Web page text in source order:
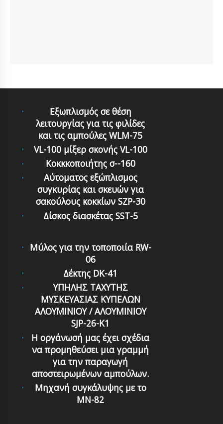
Εξωπλισμός σε θέση
λειτουργίας για τις φιλίδες
και τις αμπούλες WLM-75
VL-100 μίξερ σκονής VL-100
Κοκκκοποιήτης σ--160
Αύτοματος εξώπλισμος
συγκυρίας και σκευών για
σακούλους κοκκίων SZP-30
Δίσκος διασκέτας SST-5
Μύλος για την τοποποιία RW-
06
Δέκτης DK-41
ΥΠΗΛΗΣ ΤΑΧΥΤΗΣ
ΜΥΣΚΕΥΑΣΙΑΣ ΚΥΠΕΛΩΝ
ΑΛΟΥΜΙΝΙΟΥ / ΑΛΟΥΜΙΝΙΟΥ
SJP-26-K1
Η οργάνωσή μας έχει σχέδια
να προμηθεύσει μια γραμμή
για την παραγωγή
αποστειρωμένων αμπούλων.
Μηχανή συγκάλυψης με το
MN-82